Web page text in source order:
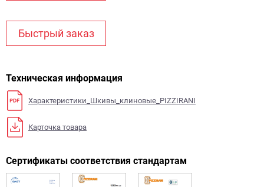
Быстрый заказ
Техническая информация
Характеристики_Шкивы_клиновые_PIZZIRANI
Карточка товара
Сертификаты соответствия стандартам